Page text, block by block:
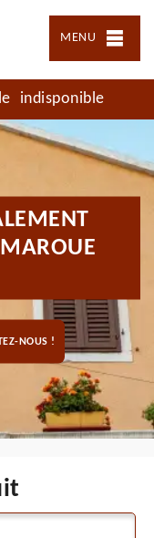
MENU
indisponible
NOUS !